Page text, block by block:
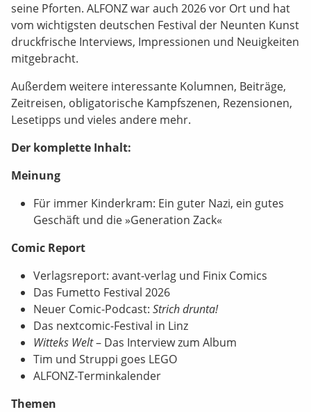
seine Pforten. ALFONZ war auch 2026 vor Ort und hat
vom wichtigsten deutschen Festival der Neunten Kunst
druckfrische Interviews, Impressionen und Neuigkeiten
mitgebracht.
Außerdem weitere interessante Kolumnen, Beiträge,
Zeitreisen, obligatorische Kampfszenen, Rezensionen,
Lesetipps und vieles andere mehr.
Der komplette Inhalt:
Meinung
Für immer Kinderkram: Ein guter Nazi, ein gutes
Geschäft und die »Generation Zack«
Comic Report
Verlagsreport: avant-verlag und Finix Comics
Das Fumetto Festival 2026
Neuer Comic-Podcast: Strich drunta!
Das nextcomic-Festival in Linz
Witteks Welt– Das Interview zum Album
Tim und Struppi goes LEGO
ALFONZ-Terminkalender
Themen